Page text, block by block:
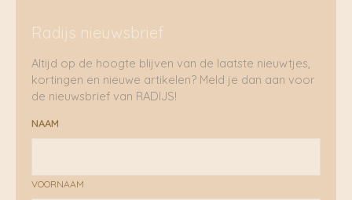
Radijs nieuwsbrief
Altijd op de hoogte blijven van de laatste nieuwtjes,
kortingen en nieuwe artikelen? Meld je dan aan voor
de nieuwsbrief van RADIJS!
NAAM
VOORNAAM